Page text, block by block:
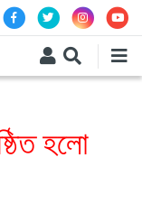
হলো